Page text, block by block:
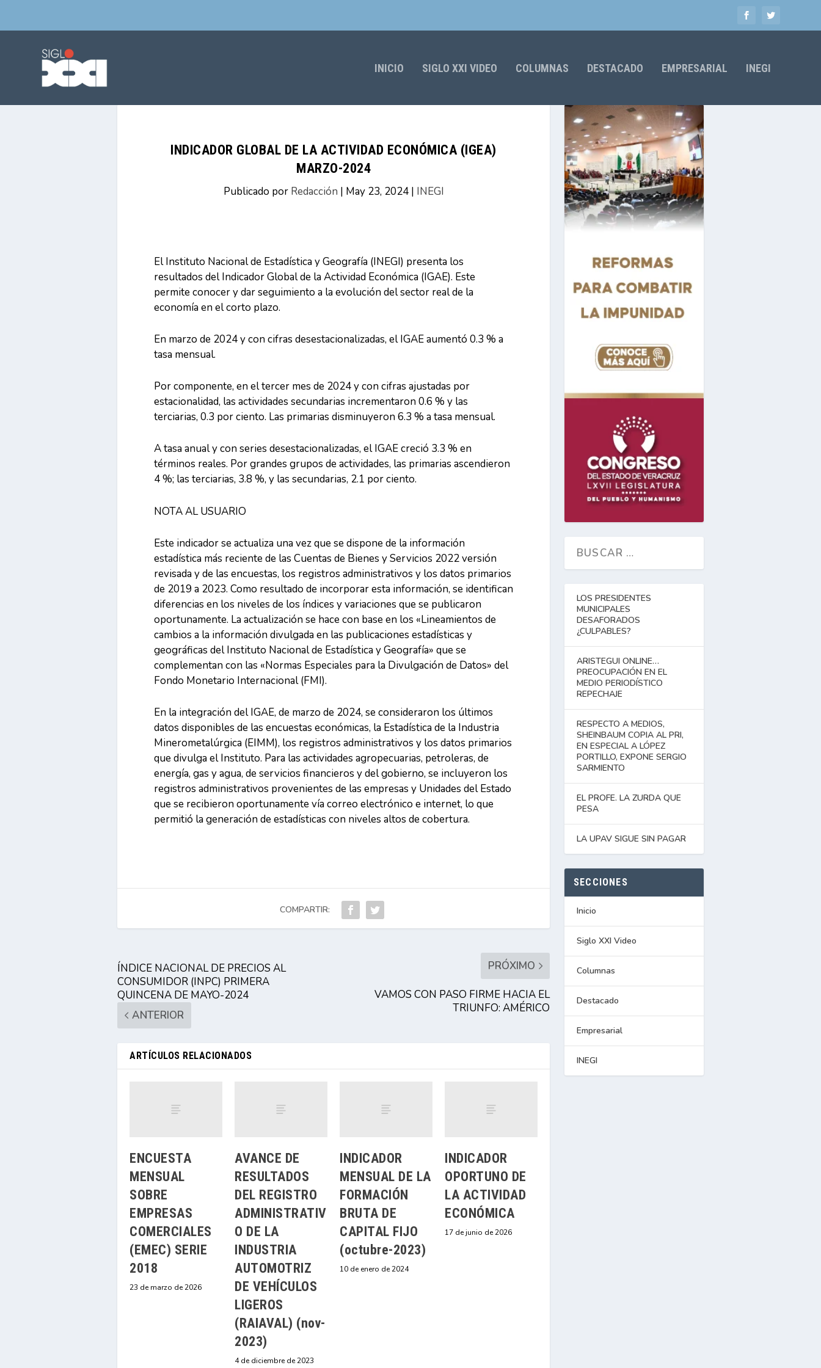
INICIO SIGLO XXI VIDEO COLUMNAS DESTACADO EMPRESARIAL INEGI
INDICADOR GLOBAL DE LA ACTIVIDAD ECONÓMICA (IGEA)
MARZO-2024
Publicado por Redacción | May 23, 2024| INEGI
El Instituto Nacional de Estadística y Geografía (INEGI) presenta los
resultados del Indicador Global de la Actividad Económica (IGAE). Este
permite conocer y dar seguimiento a la evolución del sector real de la
economía en el corto plazo.
En marzo de 2024 y con cifras desestacionalizadas, el IGAE aumentó 0.3 % a
tasa mensual.
Por componente, en el tercer mes de 2024 y con cifras ajustadas por
estacionalidad, las actividades secundarias incrementaron 0.6 % y las
terciarias, 0.3 por ciento. Las primarias disminuyeron 6.3 % a tasa mensual.
A tasa anual y con series desestacionalizadas, el IGAE creció 3.3 % en
términos reales. Por grandes grupos de actividades, las primarias ascendieron
4 %; las terciarias, 3.8 %, y las secundarias, 2.1 por ciento.
NOTA AL USUARIO
Este indicador se actualiza una vez que se dispone de la información
estadística más reciente de las Cuentas de Bienes y Servicios 2022 versión
revisada y de las encuestas, los registros administrativos y los datos primarios
de 2019 a 2023. Como resultado de incorporar esta información, se identifican
diferencias en los niveles de los índices y variaciones que se publicaron
oportunamente. La actualización se hace con base en los «Lineamientos de
cambios a la información divulgada en las publicaciones estadísticas y
geográficas del Instituto Nacional de Estadística y Geografía» que se
complementan con las «Normas Especiales para la Divulgación de Datos» del
Fondo Monetario Internacional (FMI).
En la integración del IGAE, de marzo de 2024, se consideraron los últimos
datos disponibles de las encuestas económicas, la Estadística de la Industria
Minerometalúrgica (EIMM), los registros administrativos y los datos primarios
que divulga el Instituto. Para las actividades agropecuarias, petroleras, de
energía, gas y agua, de servicios financieros y del gobierno, se incluyeron los
registros administrativos provenientes de las empresas y Unidades del Estado
que se recibieron oportunamente vía correo electrónico e internet, lo que
permitió la generación de estadísticas con niveles altos de cobertura.
COMPARTIR:
ÍNDICE NACIONAL DE PRECIOS AL
CONSUMIDOR (INPC) PRIMERA
QUINCENA DE MAYO-2024
ANTERIOR
PRÓXIMO
VAMOS CON PASO FIRME HACIA EL
TRIUNFO: AMÉRICO
ARTÍCULOS RELACIONADOS
ENCUESTA
MENSUAL
SOBRE
EMPRESAS
COMERCIALES
(EMEC) SERIE
2018
23 de marzo de 2026
AVANCE DE
RESULTADOS
DEL REGISTRO
ADMINISTRATIV
O DE LA
INDUSTRIA
AUTOMOTRIZ
DE VEHÍCULOS
LIGEROS
(RAIAVAL) (nov-
2023)
4 de diciembre de 2023
INDICADOR
MENSUAL DE LA
FORMACIÓN
BRUTA DE
CAPITAL FIJO
(octubre-2023)
10 de enero de 2024
INDICADOR
OPORTUNO DE
LA ACTIVIDAD
ECONÓMICA
17 de junio de 2026
LOS PRESIDENTES
MUNICIPALES
DESAFORADOS
¿CULPABLES?
ARISTEGUI ONLINE…
PREOCUPACIÓN EN EL
MEDIO PERIODÍSTICO
REPECHAJE
RESPECTO A MEDIOS,
SHEINBAUM COPIA AL PRI,
EN ESPECIAL A LÓPEZ
PORTILLO, EXPONE SERGIO
SARMIENTO
EL PROFE. LA ZURDA QUE
PESA
LA UPAV SIGUE SIN PAGAR
SECCIONES
Inicio
Siglo XXI Video
Columnas
Destacado
Empresarial
INEGI